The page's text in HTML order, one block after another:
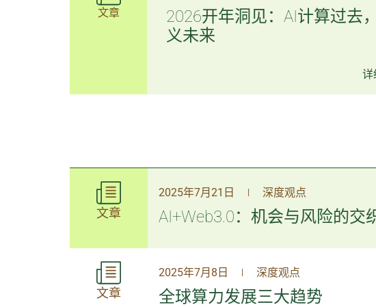
文章
2026开年洞见：AI计算过去
义未来
详
文章
2025年7月21日 | 深度观点
AI+Web3.0：机会与风险的交
文章
2025年7月8日 | 深度观点
全球算力发展三大趋势